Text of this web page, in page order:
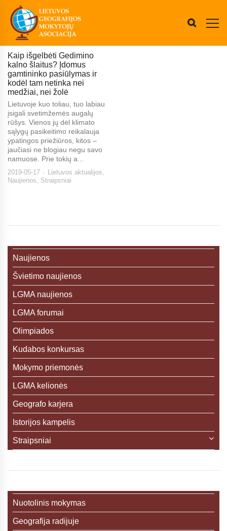
Kaip išgelbėti Gedimino
kalno šlaitus? Įdomus
gamtininko pasiūlymas ir
kodėl tam netinka nei
medžiai, nei žolė
Lietuvoje kuo toliau, tuo labiau
įsigali svetimžemės augalų
rūšys. Vienos jų dėl klimato
sąlygų pasikeitimo reikalauja
ypatingos priežiūros, kitos –
jaučiasi ne blogiau negu savo
namuose. Prie tokių a...
2019-05-17 Lietuvos aktualijos,
Naujienos, Straipsniai
Naujienos
Švietimo naujienos
LGMA naujienos
LGMA forumai
Olimpiados
Kudabos konkursas
Mokymo priemonės
LGMA kelionės
Geografo karjera
Istorijos kampelis
Straipsniai
Nuotolinis mokymas
Geografija radijuje